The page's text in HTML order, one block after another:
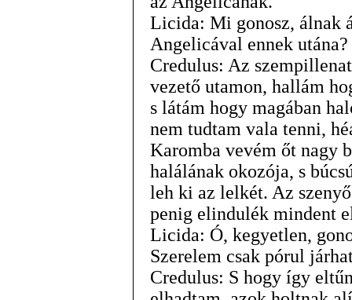
Licida: Mi gonosz, álnak
Angelicával ennek utána?
Credulus: Az
vezető utamon, hallám
s látám hogy magában
nem tudtam vala tenni,
Karomba vevém őt nagy
halálának okozója, s
leh ki az lelkét. Az
penig elindulék mindent
Licida: Ó, kegyetlen,
Szerelem csak pórul
Credulus: S hogy így